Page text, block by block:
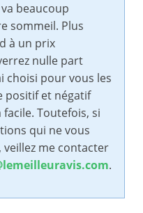
beaucoup
sommeil. Plus
à un prix
nulle part
choisi pour vous les
positif et négatif
Toutefois, si
qui ne vous
veillez me contacter
.